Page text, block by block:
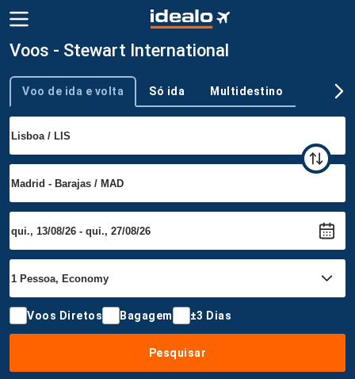
Voos - Stewart International
Tipo de viagem
Voo de ida e volta Só ida Multidestino
Voos Diretos Bagagem ±3 Dias
Pesquisar